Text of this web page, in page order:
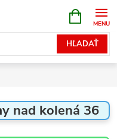
HĽADAŤ
KOŠÍK
nad kolená 36